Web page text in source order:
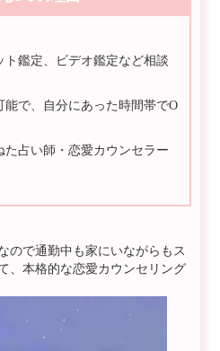
ト鑑定、ビデオ鑑定など相談
能で、自分にあった時間帯でO
た占い師・恋愛カウンセラー
ので通勤中も家にいながらもス
、本格的な恋愛カウンセリング